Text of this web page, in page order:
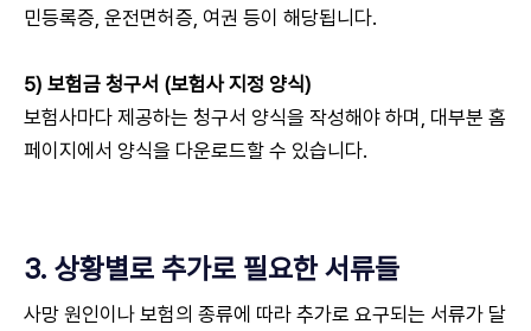
민등록증, 운전면허증, 여권 등이 해당됩니다.
5) 보험금 청구서 (보험사 지정 양식)
보험사마다 제공하는 청구서 양식을 작성해야 하며, 대부분 홈
페이지에서 양식을 다운로드할 수 있습니다.
3. 상황별로 추가로 필요한 서류들
사망 원인이나 보험의 종류에 따라 추가로 요구되는 서류가 달